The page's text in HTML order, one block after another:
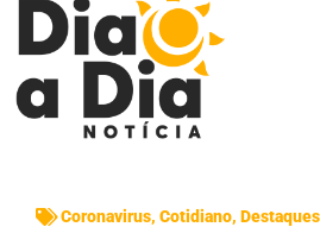
Coronavirus, Cotidiano, Destaques